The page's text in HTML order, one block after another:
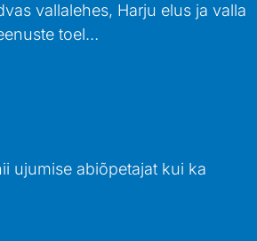
vallalehes, Harju elus ja valla
toel…
ujumise abiõpetajat kui ka